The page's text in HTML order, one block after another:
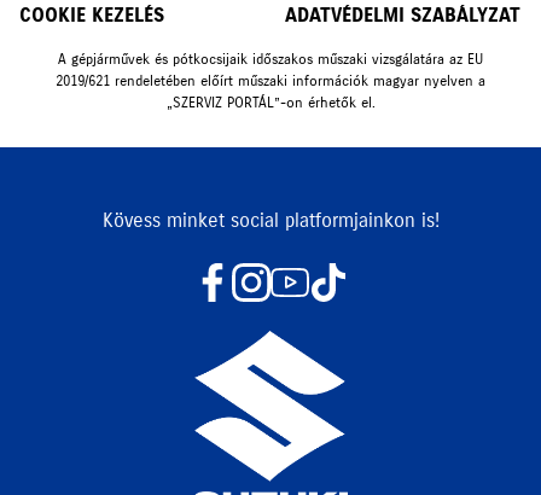
COOKIE KEZELÉS ADATVÉDELMI SZABÁLYZAT
A gépjárművek és pótkocsijaik időszakos műszaki vizsgálatára az EU
2019/621 rendeletében előírt műszaki információk magyar nyelven a
„SZERVIZ PORTÁL”-on érhetők el.
Kövess minket social platformjainkon is!